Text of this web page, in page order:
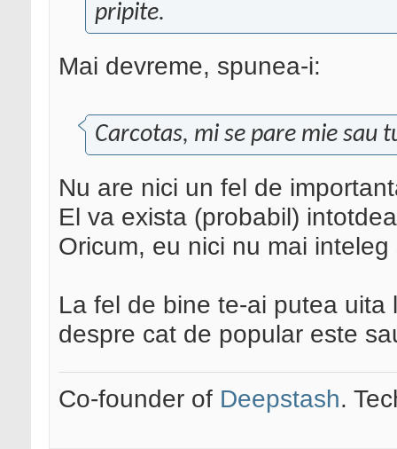
pripite.
Mai devreme, spunea-i:
Carcotas, mi se pare mie sau
Nu are nici un fel de
El va exista (probabil)
Oricum, eu nici nu mai
La fel de bine te-ai putea
despre cat de popular este
Co-founder of Deepstash.